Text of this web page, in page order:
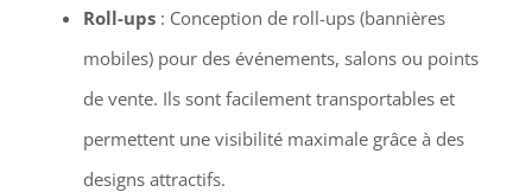
Roll-ups: Conception de roll-ups (bannières
mobiles) pour des événements, salons ou points
de vente. Ils sont facilement transportables et
permettent une visibilité maximale grâce à des
designs attractifs.